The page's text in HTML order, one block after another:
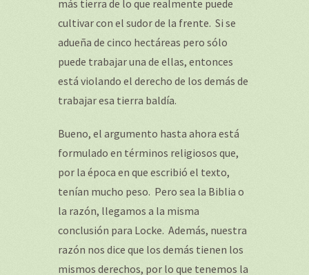
más tierra de lo que realmente puede
cultivar con el sudor de la frente. Si se
adueña de cinco hectáreas pero sólo
puede trabajar una de ellas, entonces
está violando el derecho de los demás de
trabajar esa tierra baldía.
Bueno, el argumento hasta ahora está
formulado en términos religiosos que,
por la época en que escribió el texto,
tenían mucho peso. Pero sea la Biblia o
la razón, llegamos a la misma
conclusión para Locke. Además, nuestra
razón nos dice que los demás tienen los
mismos derechos, por lo que tenemos la